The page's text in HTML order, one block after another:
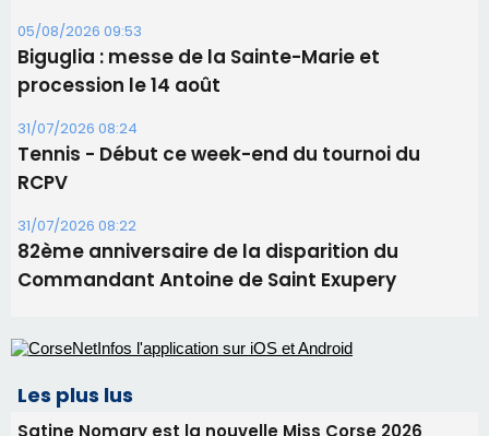
31/07/2026 08:22
82ème anniversaire de la disparition du
Commandant Antoine de Saint Exupery
Les plus lus
Satine Nomary est la nouvelle Miss Corse 2026
Éclipse du 12 août : la Corse aux premières loges
d'un spectacle qui ne reviendra pas avant 2081
face à une nouvelle escroquerie au faux vendeur de
En Corse, un début de saison marqué par une
consommation en recul dans les restaurants